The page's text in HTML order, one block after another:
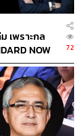
เพราะกล
NOW
72